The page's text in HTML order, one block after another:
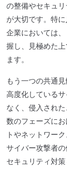
の整備やセキュ
が大切です。特
企業においては
握し、見極めた
ます。
もう一つの共通
高度化している
なく、侵入され
数のフェーズに
トやネットワーク
サイバー攻撃者
セキュリティ対策